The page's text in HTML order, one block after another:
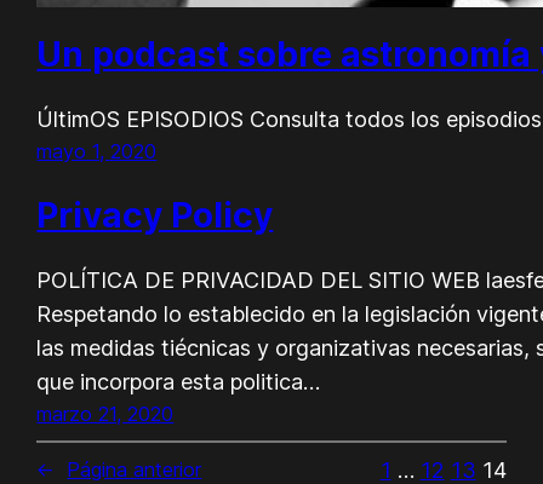
Un podcast sobre
ÚltimOS EPISODIOS Consulta todos los episodios
mayo 1, 2020
Privacy Policy
POLÍTICA DE PRIVACIDAD DEL SITIO WEB
Respetando lo establecido en la legislación
las medidas tiécnicas y organizativas
que incorpora esta poli­tica…
marzo 21, 2020
← Página anterior 1 … 12 13 14